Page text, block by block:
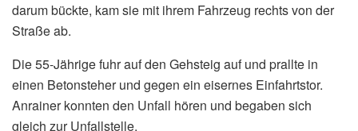
darum bückte, kam sie mit ihrem Fahrzeug rechts von der
Straße ab.
Die 55-Jährige fuhr auf den Gehsteig auf und prallte in
einen Betonsteher und gegen ein eisernes Einfahrtstor.
Anrainer konnten den Unfall hören und begaben sich
gleich zur Unfallstelle.